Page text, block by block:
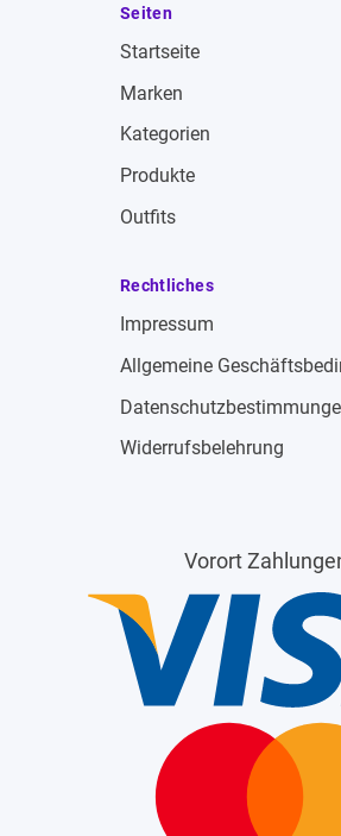
Seiten
Startseite
Marken
Kategorien
Produkte
Outfits
Rechtliches
Impressum
Allgemeine
Widerrufsbelehrung
Vorort